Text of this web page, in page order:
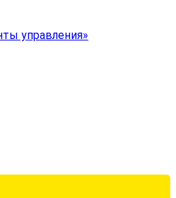
управления»